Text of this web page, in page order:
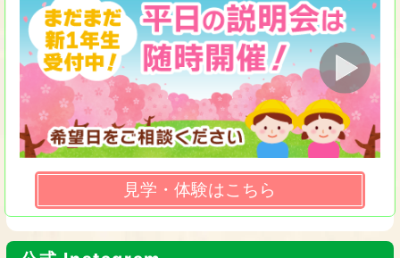
見学・体験はこちら